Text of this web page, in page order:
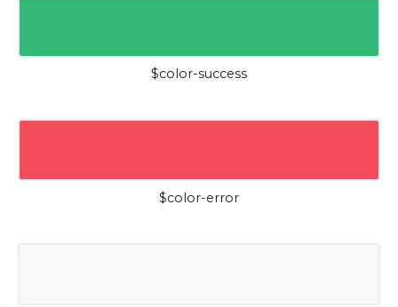
$color-success
$color-error